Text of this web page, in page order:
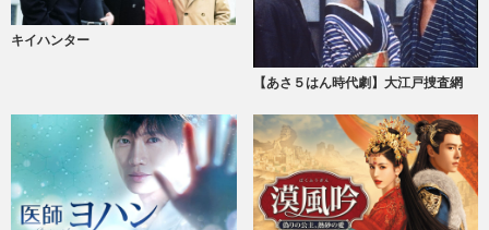
キイハンター
【あさ５はん時代劇】大江戸捜査網